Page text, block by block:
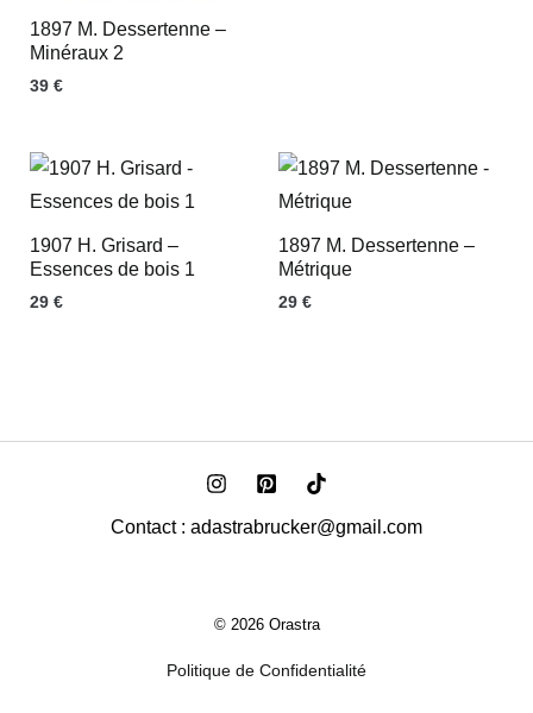
1897 M. Dessertenne –
Minéraux 2
39 €
1907 H. Grisard –
Essences de bois 1
29 €
1897 M. Dessertenne –
Métrique
29 €
Contact : adastrabrucker@gmail.com
© 2026 Orastra
Politique de Confidentialité